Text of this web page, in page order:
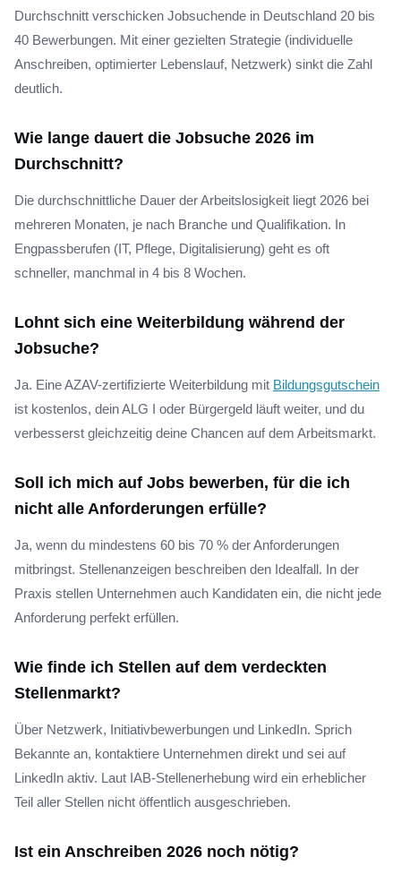
Durchschnitt verschicken Jobsuchende in Deutschland 20 bis
40 Bewerbungen. Mit einer gezielten Strategie (individuelle
Anschreiben, optimierter Lebenslauf, Netzwerk) sinkt die Zahl
deutlich.
Wie lange dauert die Jobsuche 2026 im
Durchschnitt?
Die durchschnittliche Dauer der Arbeitslosigkeit liegt 2026 bei
mehreren Monaten, je nach Branche und Qualifikation. In
Engpassberufen (IT, Pflege, Digitalisierung) geht es oft
schneller, manchmal in 4 bis 8 Wochen.
Lohnt sich eine Weiterbildung während der
Jobsuche?
Ja. Eine AZAV-zertifizierte Weiterbildung mit Bildungsgutschein
ist kostenlos, dein ALG I oder Bürgergeld läuft weiter, und du
verbesserst gleichzeitig deine Chancen auf dem Arbeitsmarkt.
Soll ich mich auf Jobs bewerben, für die ich
nicht alle Anforderungen erfülle?
Ja, wenn du mindestens 60 bis 70 % der Anforderungen
mitbringst. Stellenanzeigen beschreiben den Idealfall. In der
Praxis stellen Unternehmen auch Kandidaten ein, die nicht jede
Anforderung perfekt erfüllen.
Wie finde ich Stellen auf dem verdeckten
Stellenmarkt?
Über Netzwerk, Initiativbewerbungen und LinkedIn. Sprich
Bekannte an, kontaktiere Unternehmen direkt und sei auf
LinkedIn aktiv. Laut IAB-Stellenerhebung wird ein erheblicher
Teil aller Stellen nicht öffentlich ausgeschrieben.
Ist ein Anschreiben 2026 noch nötig?